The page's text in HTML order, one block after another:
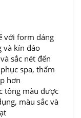
với form dáng
và kín đáo
sắc nét đến
spa, thẩm
hơn
tông màu được
màu sắc và